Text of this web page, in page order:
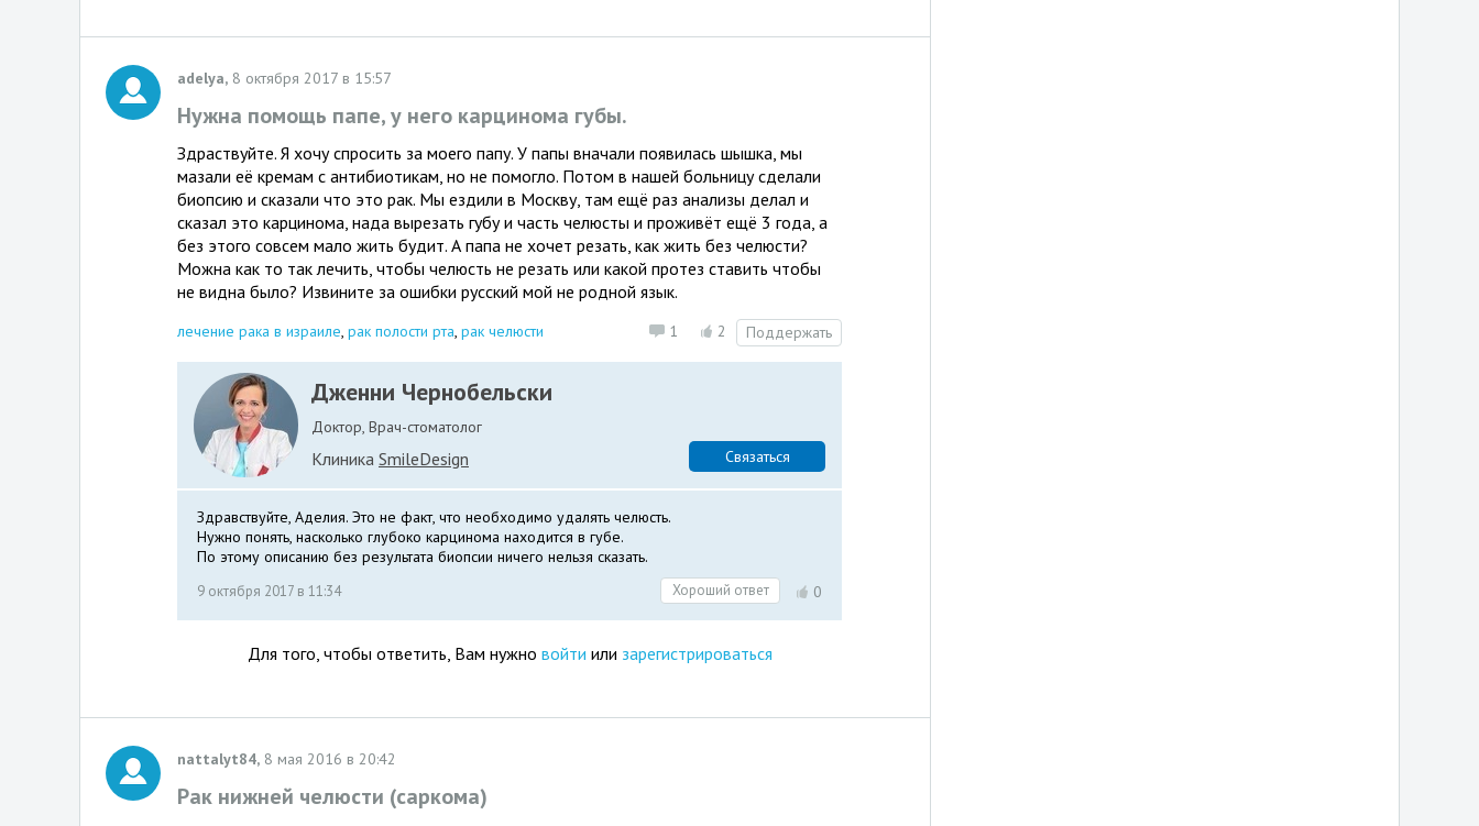
adelya, 8 октября 2017 в 15:57
Нужна помощь папе, у него карцинома губы.
Здраствуйте. Я хочу спросить за моего папу. У папы вначали появилась шышка, мы
мазали её кремам с антибиотикам, но не помогло. Потом в нашей больницу сделали
биопсию и сказали что это рак. Мы ездили в Москву, там ещё раз анализы делал и
сказал это карцинома, нада вырезать губу и часть челюсты и проживёт ещё 3 года, а
без этого совсем мало жить будит. А папа не хочет резать, как жить без челюсти?
Можна как то так лечить, чтобы челюсть не резать или какой протез ставить чтобы
не видна было? Извините за ошибки русский мой не родной язык.
1 2 Поддержать
лечение рака в израиле, рак полости рта, рак челюсти
Дженни Чернобельски
Доктор, Врач-стоматолог
Клиника SmileDesign Связаться
Здравствуйте, Аделия. Это не факт, что необходимо удалять челюсть.
Нужно понять, насколько глубоко карцинома находится в губе.
По этому описанию без результата биопсии ничего нельзя сказать.
9 октября 2017 в 11:34 Хороший ответ 0
Для того, чтобы ответить, Вам нужно войти или зарегистрироваться
nattalyt84, 8 мая 2016 в 20:42
Рак нижней челюсти (саркома)